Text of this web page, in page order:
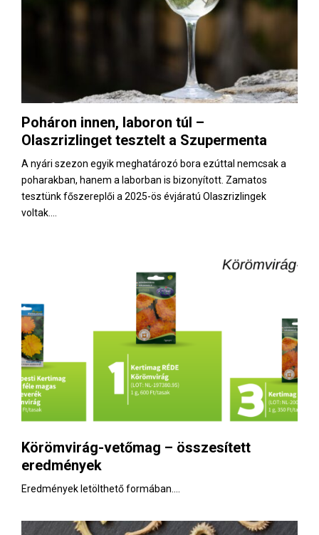
Poháron innen, laboron túl –
Olaszrizlinget tesztelt a Szupermenta
A nyári szezon egyik meghatározó bora ezúttal nemcsak a
poharakban, hanem a laborban is bizonyított. Zamatos
tesztünk főszereplői a 2025-ös évjáratú Olaszrizlingek
voltak....
Körömvirág-vetőmag – összesített
eredmények
Eredmények letölthető formában....